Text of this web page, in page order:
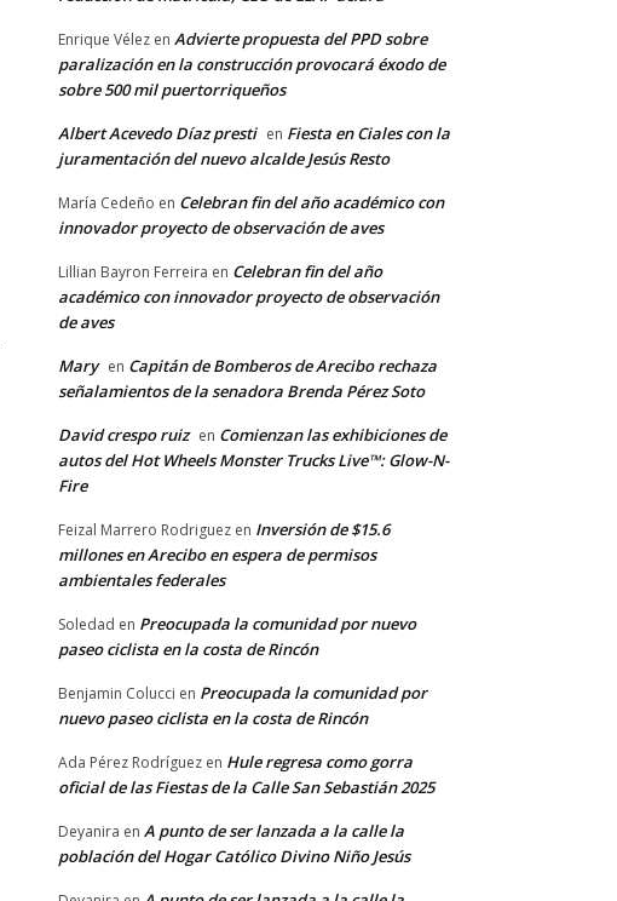
Enrique Vélez en Advierte propuesta del PPD sobre
paralización en la construcción provocará éxodo de
sobre 500 mil puertorriqueños
Albert Acevedo Díaz presti en Fiesta en Ciales con la
juramentación del nuevo alcalde Jesús Resto
María Cedeño en Celebran fin del año académico con
innovador proyecto de observación de aves
Lillian Bayron Ferreira en Celebran fin del año
académico con innovador proyecto de observación
de aves
Mary en Capitán de Bomberos de Arecibo rechaza
señalamientos de la senadora Brenda Pérez Soto
David crespo ruiz en Comienzan las exhibiciones de
autos del Hot Wheels Monster Trucks Live™: Glow-N-
Fire
Feizal Marrero Rodriguez en Inversión de $15.6
millones en Arecibo en espera de permisos
ambientales federales
Soledad en Preocupada la comunidad por nuevo
paseo ciclista en la costa de Rincón
Benjamin Colucci en Preocupada la comunidad por
nuevo paseo ciclista en la costa de Rincón
Ada Pérez Rodríguez en Hule regresa como gorra
oficial de las Fiestas de la Calle San Sebastián 2025
Deyanira en A punto de ser lanzada a la calle la
población del Hogar Católico Divino Niño Jesús